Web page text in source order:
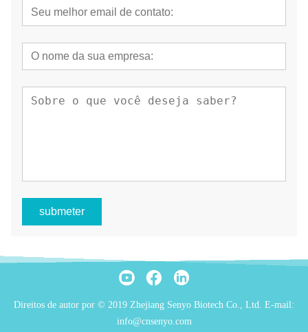
submeter
Direitos de autor por © 2019 Zhejiang Senyo Biotech Co., Ltd. E-mail:
info@cnsenyo.com